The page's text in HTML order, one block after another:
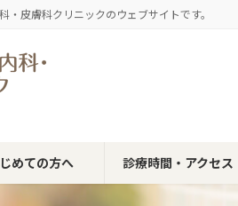
皮膚科クリニックのウェブサイトです。
めての方へ 診療時間・アクセス